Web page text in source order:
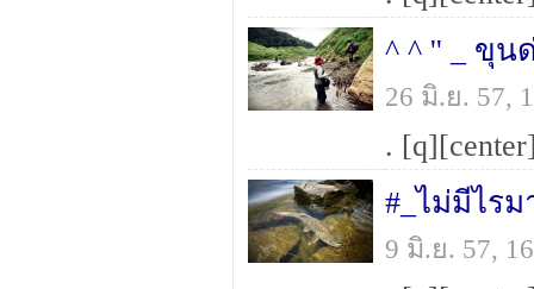
26 มิ.ย. 57,
9 มิ.ย. 57,